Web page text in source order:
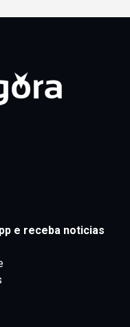
e receba noticias